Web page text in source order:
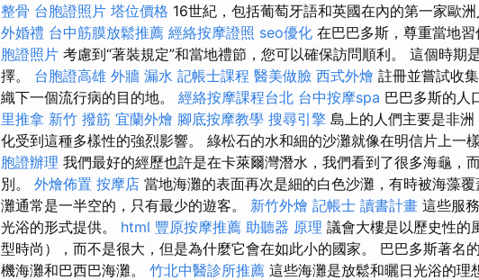
整骨 台胞證照片 塔位價格 16世紀，包括葡萄牙語和英國在內的第一家歐洲
外婚禮 台中筋膜放鬆推薦 經絡按摩證照 seo優化 在巴巴多斯，尊重當地習
胞證照片 考慮到“著裝規定”和當地禮節，您可以確保訪問順利。 這個時期
擇。 台胞證高雄 外牆 漏水 記帳士課程 醫美做臉 西式外燴 註冊並嘗試收
織下一個流行病的目的地。 經絡按摩課程台北 台中按摩spa 巴巴多斯的人
里推拿 新竹 撥筋 宜蘭外燴 腳底按摩教學 搜尋引擎 島上的人們主要是非
化受到這種多樣性的強烈影響。 綠松石的水和細的沙灘就像在明信片上一
胞證辦理 我們最好的經歷也許是在卡萊爾灣潛水，我們看到了很多海龜，
別。 外燴佈置 按摩店 當地海灘的表面再次是細的白色沙灘，有時被海藻覆
灘通常是一半空的，只有最少的遊客。 新竹外燴 記帳士 讀書計畫 這些服
光浴的形式提供。 html 豐原按摩推薦 助聽器 原理 議會大樓是以歷史性的
型時尚），而不是很大，但是為什麼它會在如此小的國家。 巴巴多斯著名
機海灘和巴西巴海灘。 竹北中醫診所推薦 這些海灘是放鬆和曬日光浴的理